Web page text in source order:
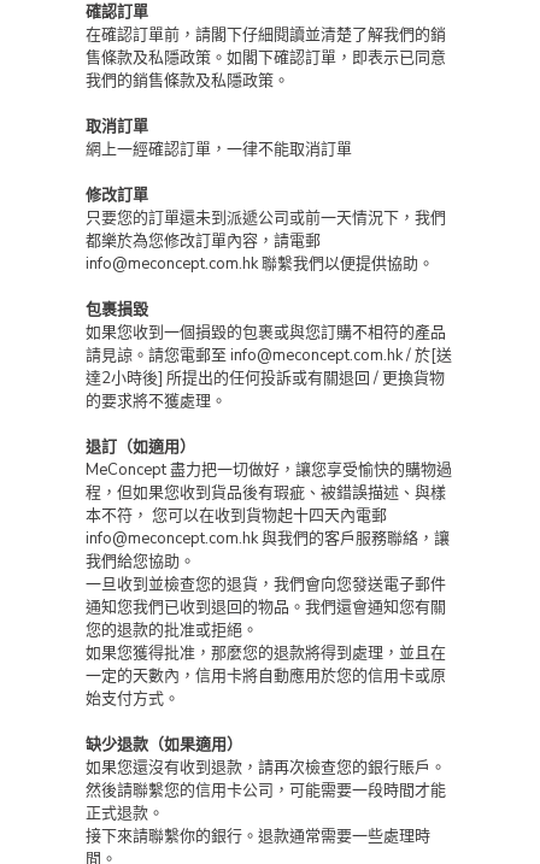
確認訂單
在確認訂單前，請閣下仔細閱讀並清楚了解我們的銷
售條款及私隱政策。如閣下確認訂單，即表示已同意
我們的銷售條款及私隱政策。
取消訂單
網上一經確認訂單，一律不能取消訂單
修改訂單
只要您的訂單還未到派遞公司或前一天情況下，我們
都樂於為您修改訂單內容，請電郵
info@meconcept.com.hk 聯繫我們以便提供協助。
包裹損毀
如果您收到一個損毀的包裹或與您訂購不相符的產品
請見諒。請您電郵至 info@meconcept.com.hk / 於[送
達2小時後] 所提出的任何投訴或有關退回 / 更換貨物
的要求將不獲處理。
退訂（如適用）
MeConcept 盡力把一切做好，讓您享受愉快的購物過
程，但如果您收到貨品後有瑕疵、被錯誤描述、與樣
本不符， 您可以在收到貨物起十四天內電郵
info@meconcept.com.hk 與我們的客戶服務聯絡，讓
我們給您協助。
一旦收到並檢查您的退貨，我們會向您發送電子郵件
通知您我們已收到退回的物品。我們還會通知您有關
您的退款的批准或拒絕。
如果您獲得批准，那麼您的退款將得到處理，並且在
一定的天數內，信用卡將自動應用於您的信用卡或原
始支付方式。
缺少退款（如果適用）
如果您還沒有收到退款，請再次檢查您的銀行賬戶。
然後請聯繫您的信用卡公司，可能需要一段時間才能
正式退款。
接下來請聯繫你的銀行。退款通常需要一些處理時
間。